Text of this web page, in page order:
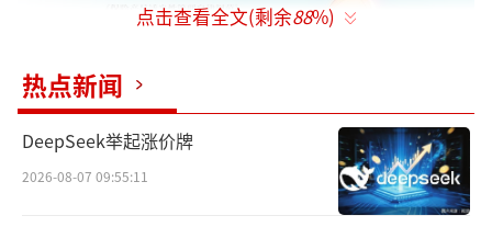
点击查看全文(剩余88%)
热点新闻
DeepSeek举起涨价牌
2026-08-07 09:55:11